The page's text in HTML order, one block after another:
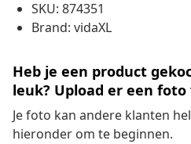
SKU: 874351
Brand: vidaXL
Heb je een product
leuk? Upload er een foto
Je foto kan andere klanten
hieronder om te beginnen.